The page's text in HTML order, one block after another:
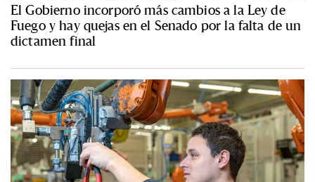
El Gobierno incorporó más cambios a la Ley de
Fuego y hay quejas en el Senado por la falta de un
dictamen final